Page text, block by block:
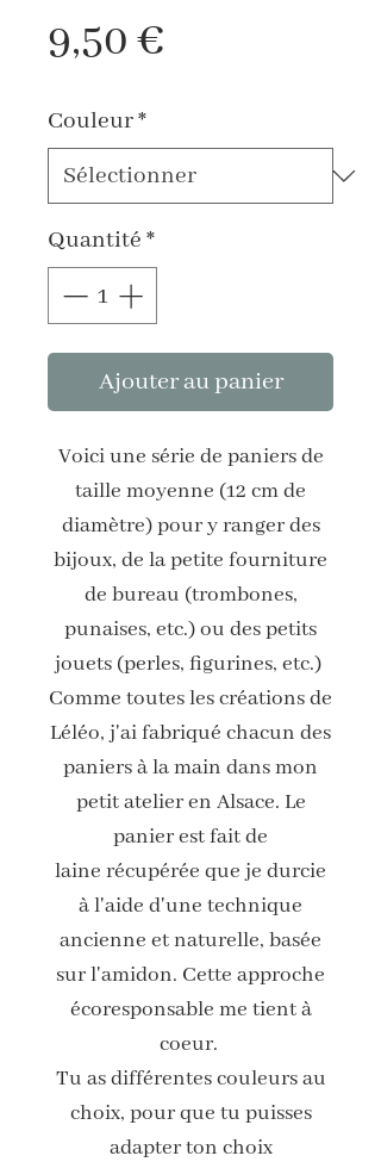
9,50 €
Couleur*
Quantité *
Ajouter au panier
Voici une série de paniers de
taille moyenne (12 cm de
diamètre) pour y ranger des
bijoux, de la petite fourniture
de bureau (trombones,
punaises, etc.) ou des petits
jouets (perles, figurines, etc.)
Comme toutes les créations de
Léléo, j'ai fabriqué chacun des
paniers à la main dans mon
petit atelier en Alsace. Le
panier est fait de
laine récupérée que je durcie
à l'aide d'une technique
ancienne et naturelle, basée
sur l'amidon. Cette approche
écoresponsable me tient à
coeur.
Tu as différentes couleurs au
choix, pour que tu puisses
adapter ton choix